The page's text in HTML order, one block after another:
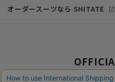
オーダースーツなら SHITATE